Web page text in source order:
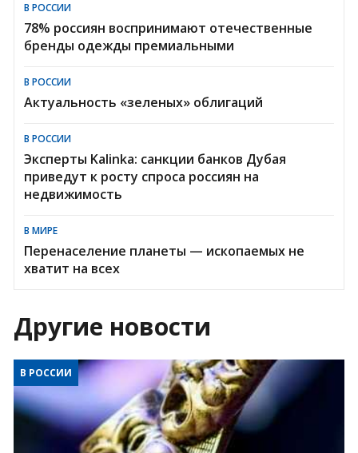
В РОССИИ
78% россиян воспринимают отечественные
бренды одежды премиальными
В РОССИИ
Актуальность «зеленых» облигаций
В РОССИИ
Эксперты Kalinka: санкции банков Дубая
приведут к росту спроса россиян на
недвижимость
В МИРЕ
Перенаселение планеты — ископаемых не
хватит на всех
Другие новости
В РОССИИ